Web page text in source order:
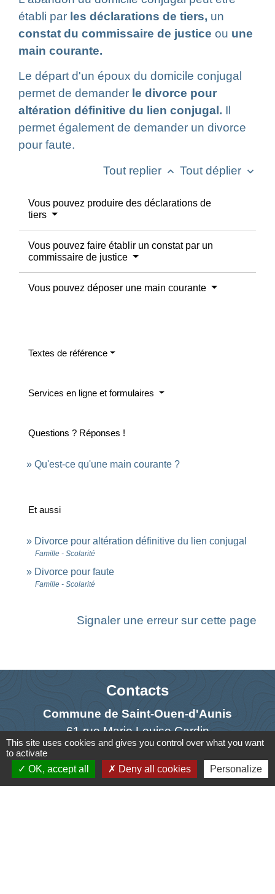
établi par les déclarations de tiers, un
constat du commissaire de justice ou une
main courante.
Le départ d'un époux du domicile conjugal
permet de demander le divorce pour
altération définitive du lien conjugal. Il
permet également de demander un divorce
pour faute.
Tout replier keyboard_arrow_up Tout déplier keyboard_arrow_down
Vous pouvez produire des déclarations de
tiers
Vous pouvez faire établir un constat par un
commissaire de justice
Vous pouvez déposer une main courante
Textes de référence
Services en ligne et formulaires
Questions ? Réponses !
Qu'est-ce qu'une main courante ?
Et aussi
Divorce pour altération définitive du lien conjugal
Famille - Scolarité
Divorce pour faute
Famille - Scolarité
Signaler une erreur sur cette page
Contacts
Commune de Saint-Ouen-d'Aunis
61 rue Marie Louise Cardin
17230 Saint-Ouen-d'Aunis - FRANCE
+33 5 46 01 40 64
Contact par formulaire
This site uses cookies and gives you control over what you want
to activate
OK, accept all
Deny all cookies Personalize